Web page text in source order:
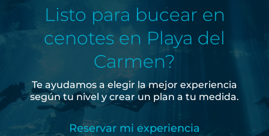
Listo para bucear en
cenotes en Playa del
Carmen?
Te ayudamos a elegir la mejor experiencia
según tu nivel y crear un plan a tu medida.
Reservar mi experiencia